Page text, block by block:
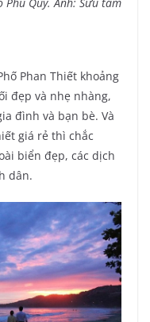
Phan Thiết khoảng
đẹp và nhẹ nhàng,
đình và bạn bè. Và
giá rẻ thì chắc
biển đẹp, các dịch
dân.